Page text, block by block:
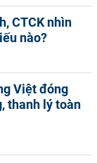
CTCK nhìn
nào?
Việt đóng
thanh lý toàn